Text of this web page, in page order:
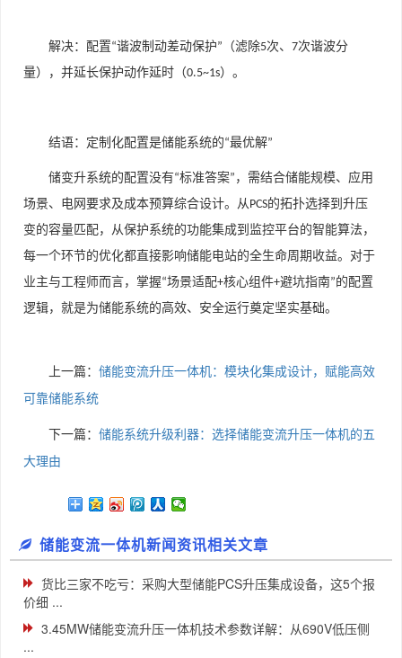
解决：配置“谐波制动差动保护” （滤除5次、 7次谐波分
量），并延长保护动作延时（0.5~1s）。
结语：定制化配置是储能系统的“最优解”
储变升系统的配置没有“标准答案” ，需结合储能规模、应用
场景、电网要求及成本预算综合设计。从PCS的拓扑选择到升压
变的容量匹配，从保护系统的功能集成到监控平台的智能算法，
每一个环节的优化都直接影响储能电站的全生命周期收益。对于
业主与工程师而言，掌握“场景适配+核心组件+避坑指南”的配置
逻辑，就是为储能系统的高效、安全运行奠定坚实基础。
上一篇： 储能变流升压一体机：模块化集成设计，赋能高效
可靠储能系统
下一篇： 储能系统升级利器：选择储能变流升压一体机的五
大理由
储能变流一体机新闻资讯相关文章
货比三家不吃亏：采购大型储能PCS升压集成设备，这5个报
价细 ...
3.45MW储能变流升压一体机技术参数详解：从690V低压侧
...